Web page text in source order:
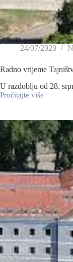
24/07/2020
Radno vrijeme
U razdoblju od 28.
Pročitajte više